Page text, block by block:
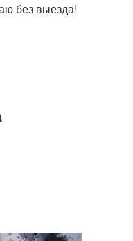
без выезда!